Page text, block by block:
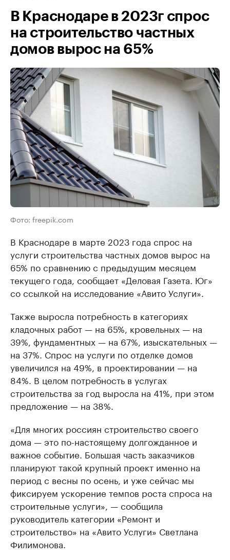
В Краснодаре в 2023г спрос
на строительство частных
домов вырос на 65%
Фото: freepik.com
В Краснодаре в марте 2023 года спрос на
услуги строительства частных домов вырос на
65% по сравнению с предыдущим месяцем
текущего года, сообщает «Деловая Газета. Юг»
со ссылкой на исследование «Авито Услуги».
Также выросла потребность в категориях
кладочных работ — на 65%, кровельных — на
39%, фундаментных — на 67%, изыскательных —
на 37%. Спрос на услуги по отделке домов
увеличился на 49%, в проектировании — на
84%. В целом потребность в услугах
строительства за год выросла на 41%, при этом
предложение — на 38%.
«Для многих россиян строительство своего
дома — это по-настоящему долгожданное и
важное событие. Большая часть заказчиков
планируют такой крупный проект именно на
период с весны по осень, и уже сейчас мы
фиксируем ускорение темпов роста спроса на
строительные услуги», — сообщила
руководитель категории «Ремонт и
строительство» на «Авито Услуги» Светлана
Филимонова.